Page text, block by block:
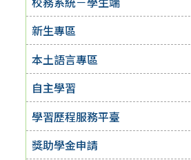
新生專區
本土語言專區
自主學習
學習歷程服務平臺
獎助學金申請